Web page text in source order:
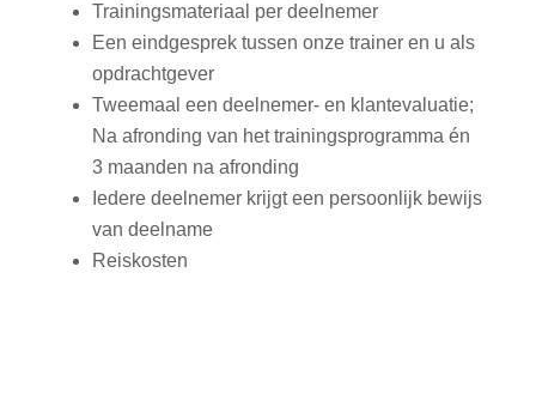
Trainingsmateriaal per deelnemer
Een eindgesprek tussen onze trainer en u als
opdrachtgever
Tweemaal een deelnemer- en klantevaluatie;
Na afronding van het trainingsprogramma én
3 maanden na afronding
Iedere deelnemer krijgt een persoonlijk bewijs
van deelname
Reiskosten